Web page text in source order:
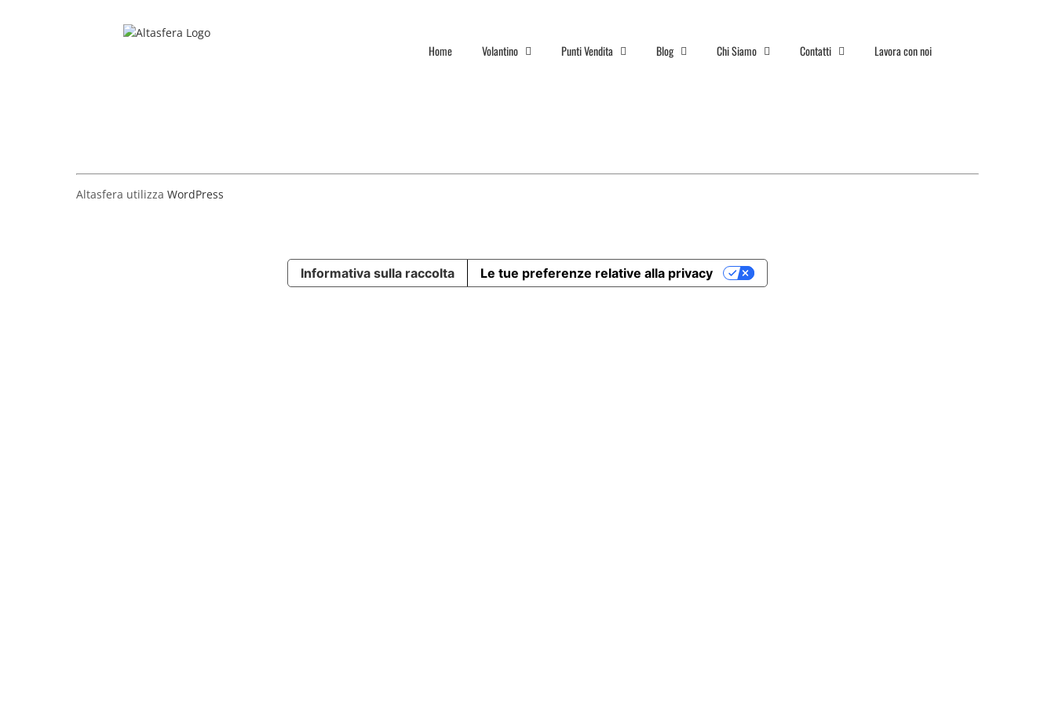
Home Volantino Punti Vendita Blog Chi Siamo Contatti Lavora con noi
Altasfera utilizza WordPress
Informativa sulla raccolta Le tue preferenze relative alla privacy